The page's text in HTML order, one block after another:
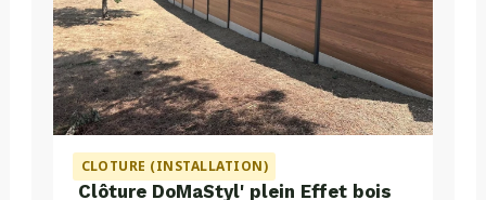
CLOTURE (INSTALLATION)
Clôture DoMaStyl' plein Effet bois